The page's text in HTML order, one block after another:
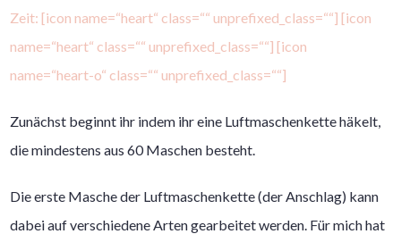
Zeit: [icon name=“heart“ class=““ unprefixed_class=““] [icon
name=“heart“ class=““ unprefixed_class=““] [icon
name=“heart-o“ class=““ unprefixed_class=““]
Zunächst beginnt ihr indem ihr eine Luftmaschenkette häkelt,
die mindestens aus 60 Maschen besteht.
Die erste Masche der Luftmaschenkette (der Anschlag) kann
dabei auf verschiedene Arten gearbeitet werden. Für mich hat